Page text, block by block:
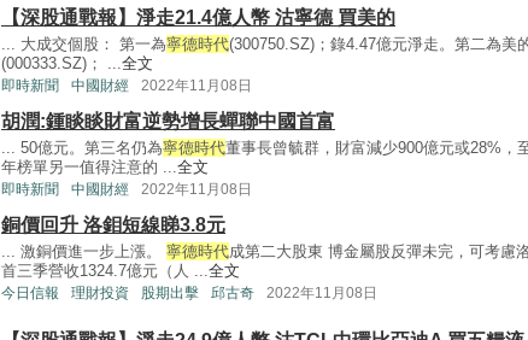
【深股通戰報】淨走21.4億人幣 沽寧德 買美的
... 大成交個股： 第一為寧德時代(300750.SZ)；錄4.47億元淨走。第二為美
(000333.SZ)； ...全文
即時新聞 中國財經 2022年11月08日
胡潤:鍾睒睒財富逆勢增長蟬聯中國首富
... 50億元。第三名仍為寧德時代董事長曾毓群，財富減少900億元或28%，
年榜單另一值得注意的 ...全文
即時新聞 中國財經 2022年11月08日
銅價回升 洛鉬短線睇3.8元
... 激銅價進一步上漲。 寧德時代成第二大股東 博金屬股反彈未完，可考慮
首三季營收1324.7億元（人 ...全文
今日信報 理財投資 股期出擊 邱古奇 2022年11月08日